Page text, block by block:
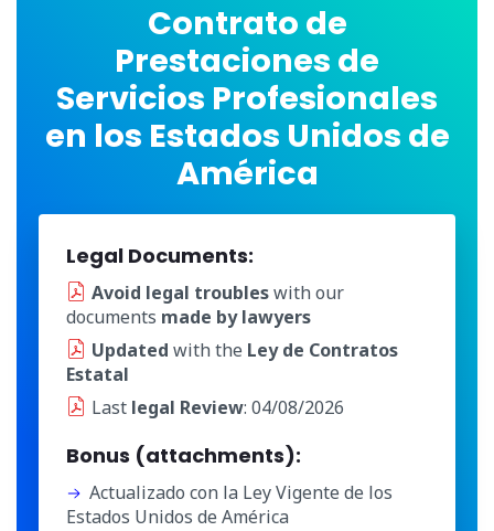
Contrato de
Prestaciones de
Servicios Profesionales
en los Estados Unidos de
América
Legal Documents:
Avoid legal troubleswith our
documents made by lawyers
Updated with the Ley de Contratos
Estatal
Last legal Review: 04/08/2026
Bonus (attachments):
Actualizado con la Ley Vigente de los
Estados Unidos de América